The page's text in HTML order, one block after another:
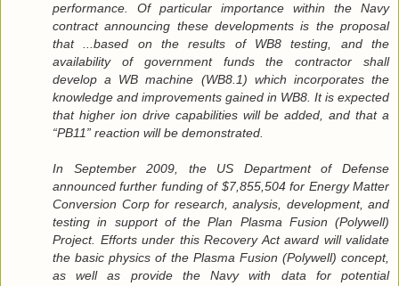
performance. Of particular importance within the Navy
contract announcing these developments is the proposal
that ...based on the results of WB8 testing, and the
availability of government funds the contractor shall
develop a WB machine (WB8.1) which incorporates the
knowledge and improvements gained in WB8. It is expected
that higher ion drive capabilities will be added, and that a
“PB11” reaction will be demonstrated.
In September 2009, the US Department of Defense
announced further funding of $7,855,504 for Energy Matter
Conversion Corp for research, analysis, development, and
testing in support of the Plan Plasma Fusion (Polywell)
Project. Efforts under this Recovery Act award will validate
the basic physics of the Plasma Fusion (Polywell) concept,
as well as provide the Navy with data for potential